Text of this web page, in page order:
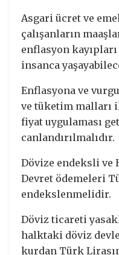
Asgari ücret ve
çalışanların
enflasyon
insanca
Enflasyona ve
ve tüketim malları
fiyat uygulaması
canlandırılmalıdır.
Dövize endeksli ve
Devret ödemeleri
endekslenmelidir.
Döviz ticareti
halktaki döviz
kurdan Türk